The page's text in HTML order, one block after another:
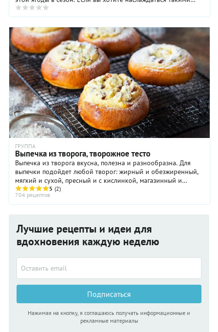
пирогами круглогодично, вишню ...
ГРУППА
Выпечка из творога, творожное тесто
Выпечка из творога вкусна, полезна и разнообразна. Для
выпечки подойдет любой творог: жирный и обезжиренный,
мягкий и сухой, пресный и с кислинкой, магазинный и
купленный на рынке. Даже творог ...
5 (2)
704 рецептов
Лучшие рецепты и идеи для
вдохновения каждую неделю
Подписаться
Нажимая на кнопку, я соглашаюсь получать информационные и
рекламные материалы